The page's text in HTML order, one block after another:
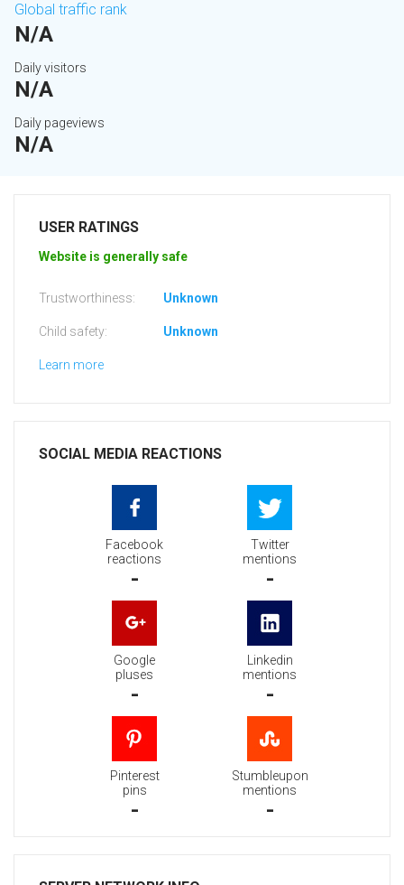
Global traffic rank
N/A
Daily visitors
N/A
Daily pageviews
N/A
USER RATINGS
Website is generally safe
Trustworthiness: Unknown
Child safety: Unknown
Learn more
SOCIAL MEDIA REACTIONS
Facebook
reactions
-
Twitter
mentions
-
Google
pluses
-
Linkedin
mentions
-
Pinterest
pins
-
Stumbleupon
mentions
-